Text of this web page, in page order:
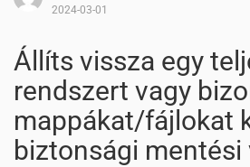
2024-03-01
Állíts vissza egy
rendszert vagy
mappákat/fájlokat
biztonsági mentési